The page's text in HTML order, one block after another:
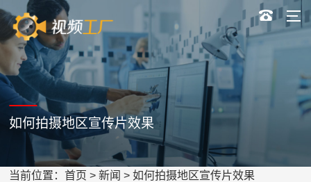
如何拍摄地区宣传片效果
当前位置：首页 >新闻 > 如何拍摄地区宣传片效果